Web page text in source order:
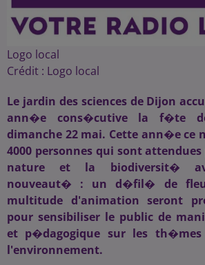
Logo local
Crédit : Logo local
Le jardin des sciences de Dijon
ann�e cons�cutive la f�te
dimanche 22 mai. Cette ann�e ce
4000 personnes qui sont
nature et la biodiversit�
nouveaut� : un d�fil� de
multitude d'animation seront
pour sensibiliser le public de
et p�dagogique sur les
l'environnement.